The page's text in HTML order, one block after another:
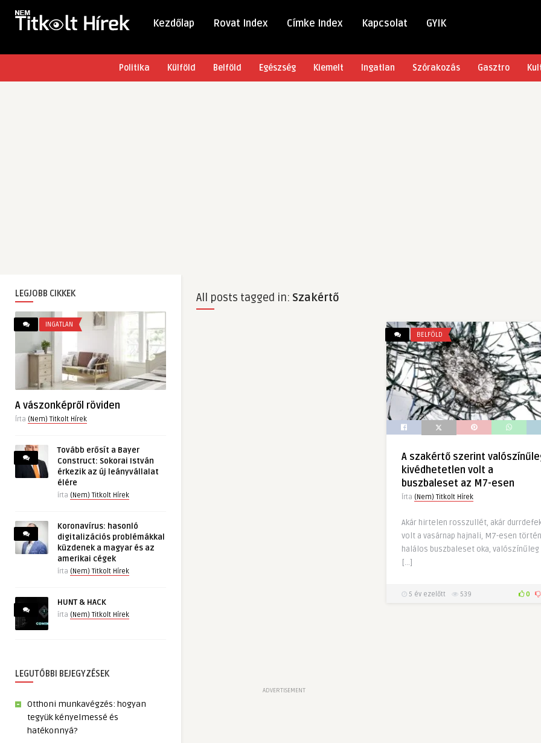
Kezdőlap Rovat Index Címke Index Kapcsolat GYIK
Politika Külföld Belföld Egészség Kiemelt Ingatlan Szórakozás Gasztro
LEGJOBB CIKKEK
INGATLAN
A vászonképről röviden
Írta (Nem) Titkolt Hírek
Tovább erősít a Bayer
Construct: Sokorai István
érkezik az új leányvállalat
élére
írta (Nem) Titkolt Hírek
Koronavírus: hasonló
digitalizációs problémákkal
küzdenek a magyar és az
amerikai cégek
írta (Nem) Titkolt Hírek
HUNT & HACK
írta (Nem) Titkolt Hírek
LEGUTÓBBI BEJEGYZÉSEK
Otthoni munkavégzés: hogyan
tegyük kényelmessé és
hatékonnyá?
All posts tagged in: Szakértő
ADVERTISEMENT
BELFÖLD
A szakértő szerint
kivédhetetlen volt a
buszbaleset az M7-esen
Írta (Nem) Titkolt Hírek
Akár hirtelen rosszullét, akár
volt a vasárnap hajnali, M7-esen
halálos buszbaleset oka, valószínűleg
[…]
5 év ezelőtt 539 0